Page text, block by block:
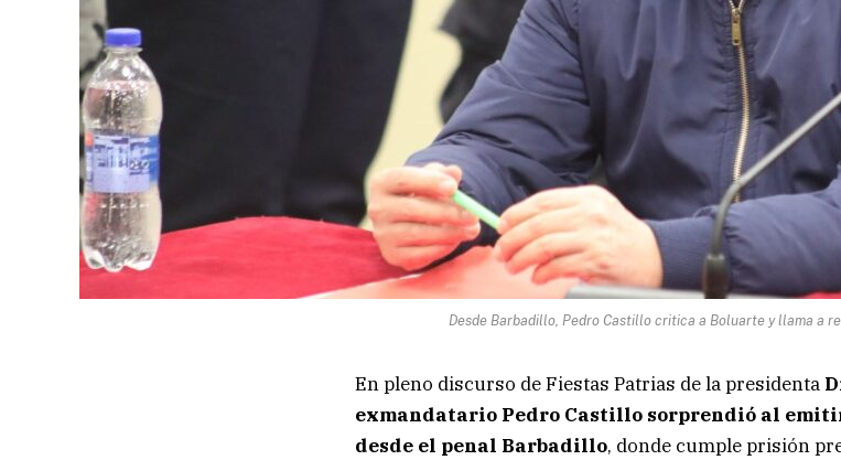
Desde Barbadillo, Pedro Castillo critica a Boluarte y llama a
En pleno discurso de Fiestas Patrias de la presidenta
exmandatario Pedro Castillo sorprendió al
desde el penal Barbadillo, donde cumple prisión